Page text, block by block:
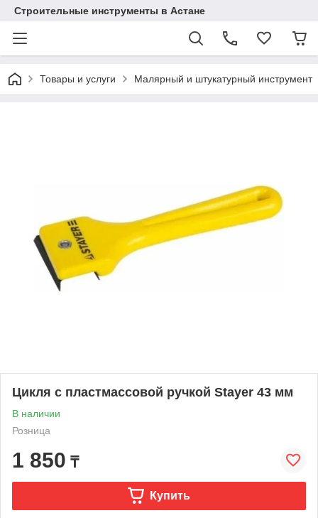
Строительные инструменты в Астане
Товары и услуги Малярный и штукатурный инструмент
Цикля с пластмассовой ручкой Stayer 43 мм
В наличии
Розница
1 850 ₸
Купить